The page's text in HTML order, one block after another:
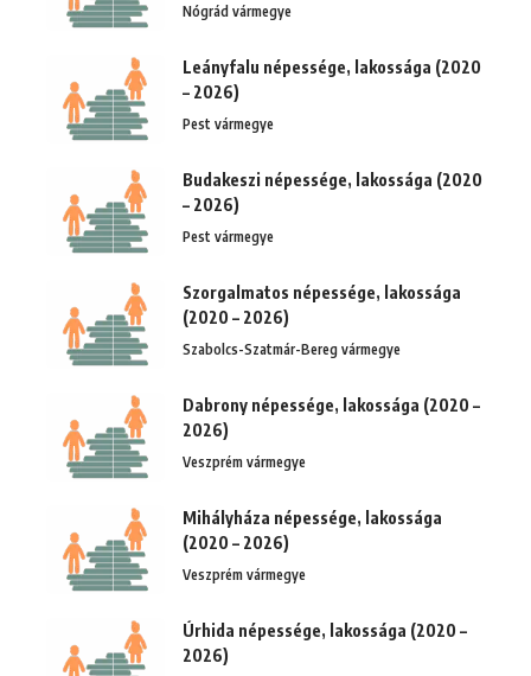
Nógrád vármegye
Leányfalu népessége, lakossága (2020
– 2026)
Pest vármegye
Budakeszi népessége, lakossága (2020
– 2026)
Pest vármegye
Szorgalmatos népessége, lakossága
(2020 – 2026)
Szabolcs-Szatmár-Bereg vármegye
Dabrony népessége, lakossága (2020 –
2026)
Veszprém vármegye
Mihályháza népessége, lakossága
(2020 – 2026)
Veszprém vármegye
Úrhida népessége, lakossága (2020 –
2026)